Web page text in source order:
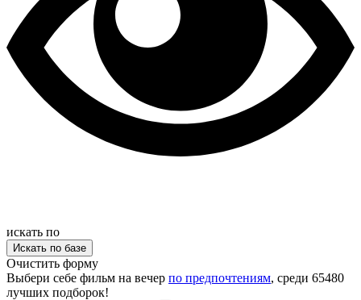
искать по
Очистить форму
Выбери себе фильм на вечер по предпочтениям, среди 65480
лучших подборок!